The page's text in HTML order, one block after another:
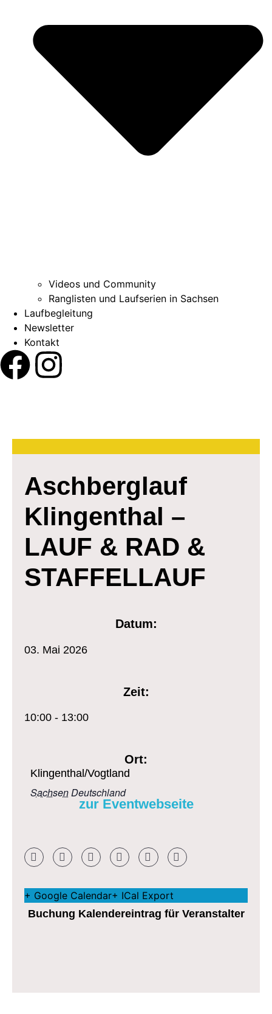
Videos und Community
Ranglisten und Laufserien in Sachsen
Laufbegleitung
Newsletter
Kontakt
Aschberglauf
Klingenthal –
LAUF & RAD &
STAFFELLAUF
Datum:
03. Mai 2026
Zeit:
10:00 - 13:00
Ort:
Klingenthal/Vogtland
SachsenDeutschland
zur Eventwebseite
+ Google Calendar+ ICal Export
Buchung Kalendereintrag für Veranstalter